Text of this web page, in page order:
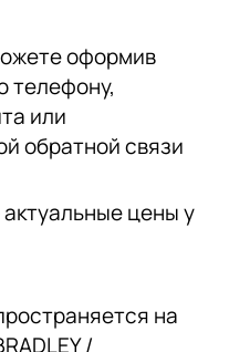
оформив
телефону,
или
обратной связи
цены у
на
/